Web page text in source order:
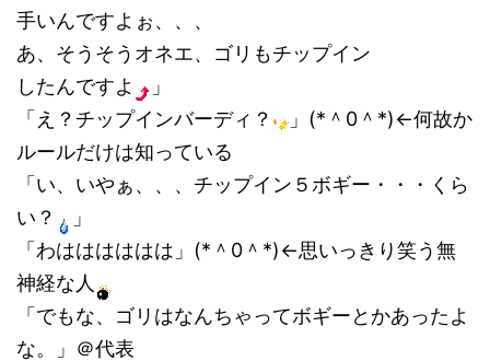
手いんですよぉ、、、
あ、そうそうオネエ、ゴリもチップイン
したんですよ
」
「え？チップインバーディ？
」(*＾0＾*)←何故か
ルールだけは知っている
「い、いやぁ、、、チップイン５ボギー・・・くら
い？
」
「わはははははは」(*＾0＾*)←思いっきり笑う無
神経な人
「でもな、ゴリはなんちゃってボギーとかあったよ
な。」＠代表